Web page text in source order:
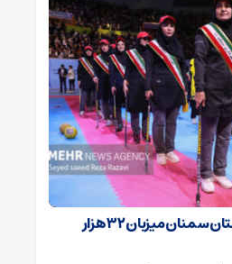
۲۷۹ پایگاه تابستانی استان سمنان میزبان ۳۲ هزار